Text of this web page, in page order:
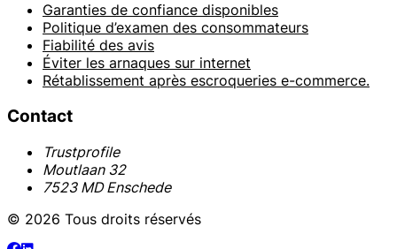
Garanties de confiance disponibles
Politique d’examen des consommateurs
Fiabilité des avis
Éviter les arnaques sur internet
Rétablissement après escroqueries e-commerce.
Contact
Trustprofile
Moutlaan 32
7523 MD Enschede
© 2026 Tous droits réservés